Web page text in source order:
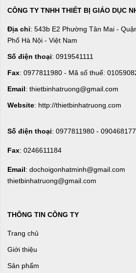
CÔNG TY TNHH THIẾT BỊ GIÁO DỤC
Địa chỉ: 543b E2 Phường Tân Mai -
Phố Hà Nội - Việt Nam
Số điện thoại: 0919541111
Fax: 0977811980 - Mã số thuế:
Email: thietbinhatruong@gmail.com
Website: http://thietbinhatruong.com
Số điện thoại: 0977811980 -
Fax: 0246611184
Email: dochoigonhatminh@gmail.com
thietbinhatruong@gmail.com
THÔNG TIN CÔNG TY
Trang chủ
Giới thiệu
Sản phẩm